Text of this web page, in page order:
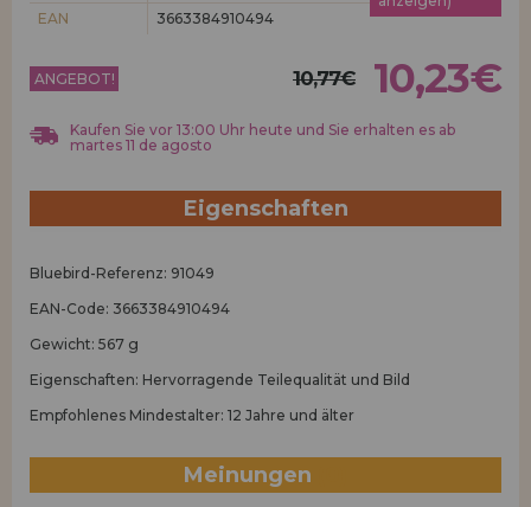
Los gehts! Wir haben auf dich gewartet.
HÄNDLERREGISTRIERUNG
EAN
3663384910494
ANGEBOT! 10,77€ 10,23€
Kaufen Sie vor 13:00 Uhr heute und Sie erhalten es ab
martes 11 de agosto
Eigenschaften
Bluebird-Referenz: 91049
EAN-Code: 3663384910494
Gewicht: 567 g
Eigenschaften: Hervorragende Teilequalität und Bild
Empfohlenes Mindestalter: 12 Jahre und älter
Meinungen